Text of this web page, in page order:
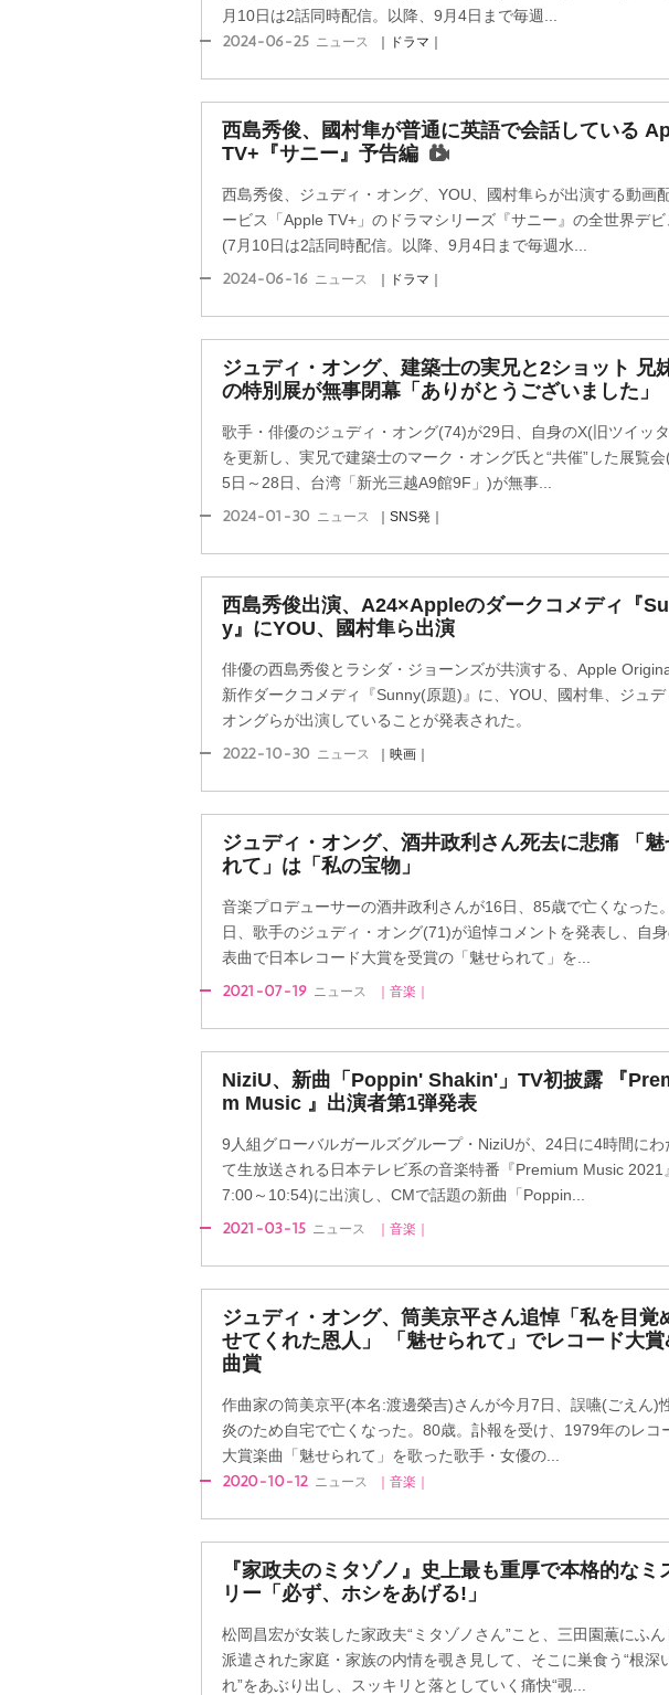
月10日は2話同時配信。以降、9月4日まで毎週...
2024-06-25 ニュース ｜ドラマ｜
西島秀俊、國村隼が普通に英語で会話している
TV+『サニー』予告編
西島秀俊、ジュディ・オング、YOU、國村隼らが出演する動画
ービス「Apple TV+」のドラマシリーズ『サニー』の全世界デビ
(7月10日は2話同時配信。以降、9月4日まで毎週水...
2024-06-16 ニュース ｜ドラマ｜
ジュディ・オング、建築士の実兄と2ショット 兄
の特別展が無事閉幕「ありがとうございました」
歌手・俳優のジュディ・オング(74)が29日、自身のX(旧ツイッ
を更新し、実兄で建築士のマーク・オング氏と“共催”した展覧会
5日～28日、台湾「新光三越A9館9F」)が無事...
2024-01-30 ニュース ｜SNS発｜
西島秀俊出演、A24×Appleのダークコメディ『
y』にYOU、國村隼ら出演
俳優の西島秀俊とラシダ・ジョーンズが共演する、Apple
新作ダークコメディ『Sunny(原題)』に、YOU、國村隼、ジュデ
オングらが出演していることが発表された。
2022-10-30 ニュース ｜映画｜
ジュディ・オング、酒井政利さん死去に悲痛 「魅
れて」は「私の宝物」
音楽プロデューサーの酒井政利さんが16日、85歳で亡くなった
日、歌手のジュディ・オング(71)が追悼コメントを発表し、自
表曲で日本レコード大賞を受賞の「魅せられて」を...
2021-07-19 ニュース ｜音楽｜
NiziU、新曲「Poppin' Shakin'」TV初披露 『
m Music 』出演者第1弾発表
9人組グローバルガールズグループ・NiziUが、24日に4時間にわ
て生放送される日本テレビ系の音楽特番『Premium Music 2021
7:00～10:54)に出演し、CMで話題の新曲「Poppin...
2021-03-15 ニュース ｜音楽｜
ジュディ・オング、筒美京平さん追悼「私を目覚
せてくれた恩人」 「魅せられて」でレコード大
曲賞
作曲家の筒美京平(本名:渡邊榮吉)さんが今月7日、誤嚥(ごえん)
炎のため自宅で亡くなった。80歳。訃報を受け、1979年のレコ
大賞楽曲「魅せられて」を歌った歌手・女優の...
2020-10-12 ニュース ｜音楽｜
『家政夫のミタゾノ』史上最も重厚で本格的なミ
リー「必ず、ホシをあげる!」
松岡昌宏が女装した家政夫“ミタゾノさん”こと、三田園薫にふん
派遣された家庭・家族の内情を覗き見して、そこに巣食う“根深
れ”をあぶり出し、スッキリと落としていく痛快“覗...